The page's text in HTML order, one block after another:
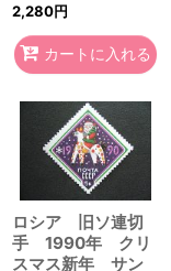
2,280円
カートに入れる
ロシア 旧ソ連切
手 1990年 クリ
スマス新年 サン